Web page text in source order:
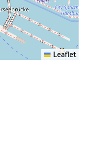
Leaflet